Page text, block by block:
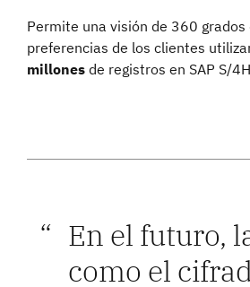
Permite una visión de 360 grados
preferencias de los clientes
millones de registros en SAP S/
En el futuro,
como el